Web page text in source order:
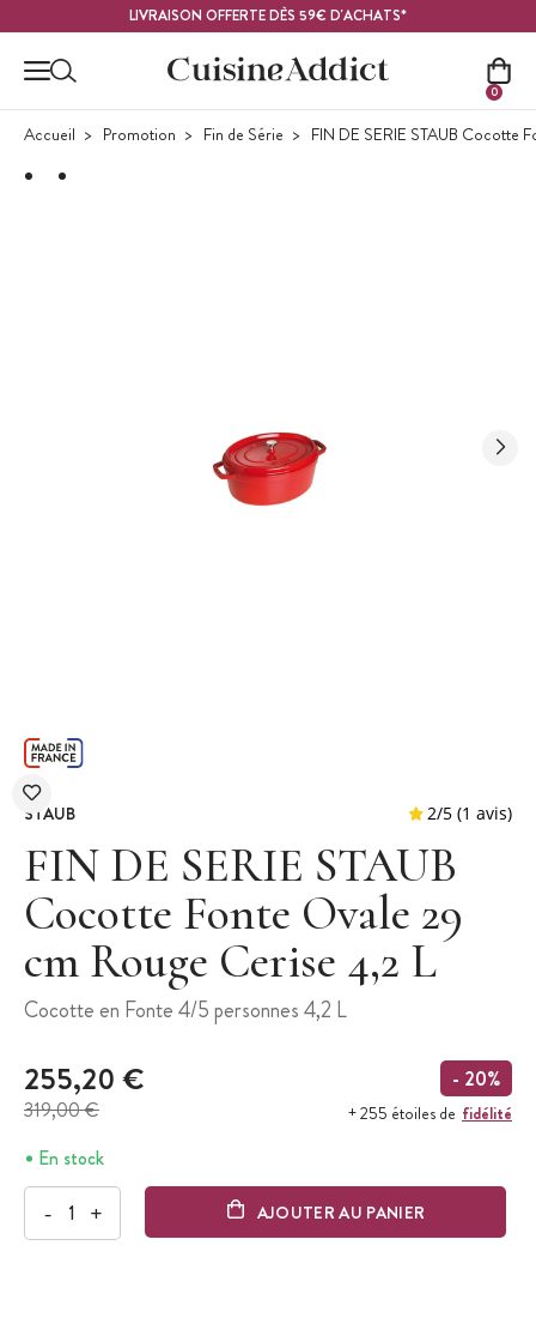
LIVRAISON OFFERTE DÈS 59€ D'ACHATS*
0
Accueil Promotion Fin de Série FIN DE SERIE STAUB Cocotte
STAUB
FIN DE SERIE STAUB
Cocotte Fonte Ovale 29
cm Rouge Cerise 4,2 L
Cocotte en Fonte 4/5 personnes 4,2 L
255,20 €
319,00 €
- 20%
+ 255 étoiles de fidélité
En stock
- + AJOUTER AU PANIER